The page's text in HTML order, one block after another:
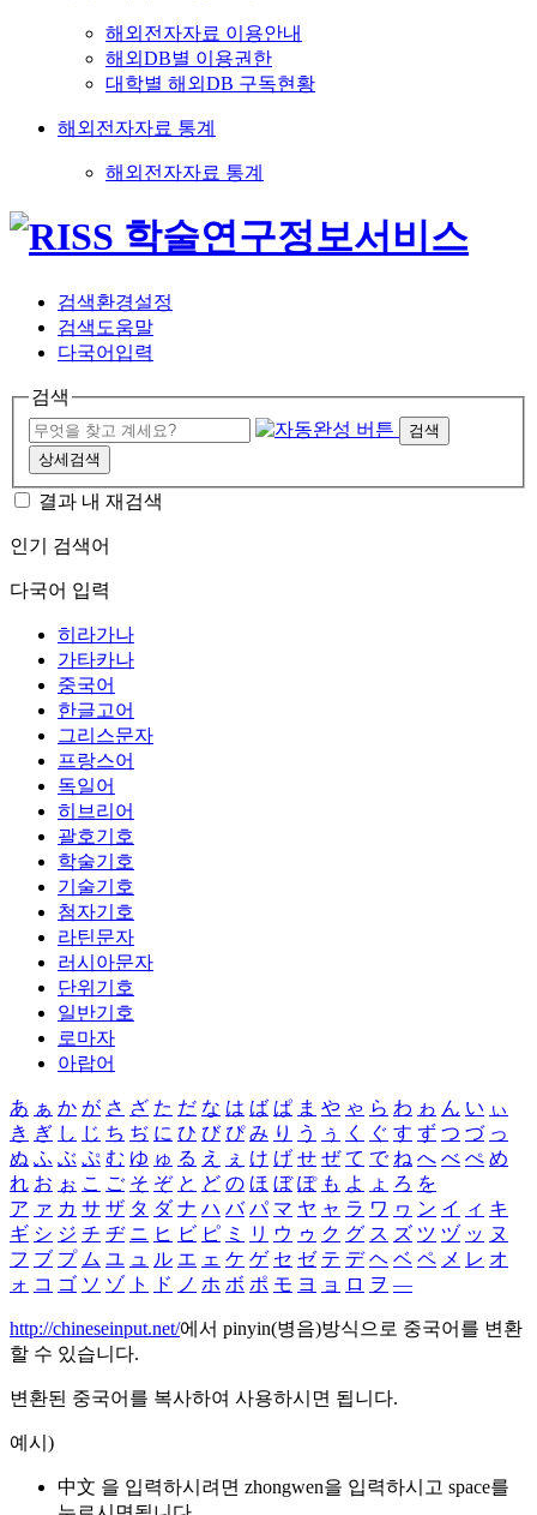
해외전자자료 이용안내
해외DB별 이용권한
대학별 해외DB 구독현황
해외전자자료 통계
해외전자자료 통계
검색환경설정
검색도움말
다국어입력
검색
검색
상세검색
결과 내 재검색
인기 검색어
다국어 입력
히라가나
가타카나
중국어
한글고어
그리스문자
프랑스어
독일어
히브리어
괄호기호
학술기호
기술기호
첨자기호
라틴문자
러시아문자
단위기호
일반기호
로마자
아랍어
あ ぁ か が さ ざ た だ な は ば ぱ ま や ゃ ら わ ゎ ん い ぃ
き ぎ し じ ち ぢ に ひ び ぴ み り う ぅ く ぐ す ず つ づ っ
ぬ ふ ぶ ぷ む ゆ ゅ る え ぇ け げ せ ぜ て で ね へ べ ぺ め
れ お ぉ こ ご そ ぞ と ど の ほ ぼ ぽ も よ ょ ろ を
ア ァ カ サ ザ タ ダ ナ ハ バ パ マ ヤ ャ ラ ワ ヮ ン イ ィ キ
ギ シ ジ チ ヂ ニ ヒ ビ ピ ミ リ ウ ゥ ク グ ス ズ ツ ヅ ッ ヌ
フ ブ プ ム ユ ュ ル エ ェ ケ ゲ セ ゼ テ デ ヘ ベ ペ メ レ オ
ォ コ ゴ ソ ゾ ト ド ノ ホ ボ ポ モ ヨ ョ ロ ヲ ―
http://chineseinput.net/에서 pinyin(병음)방식으로 중국어를 변환
할 수 있습니다.
변환된 중국어를 복사하여 사용하시면 됩니다.
예시)
中文 을 입력하시려면 zhongwen을 입력하시고 space를